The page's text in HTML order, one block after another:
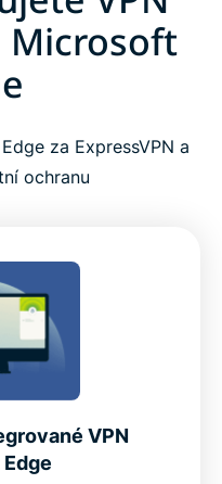
Edge
na Edge
rozšíření pro Edge
Microsoft
za ExpressVPN a
ochranu
VPN